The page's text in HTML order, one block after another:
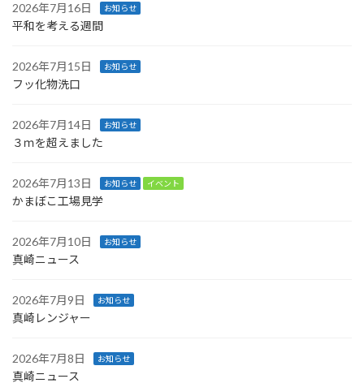
2026年7月16日 お知らせ
平和を考える週間
2026年7月15日 お知らせ
フッ化物洗口
2026年7月14日 お知らせ
３ｍを超えました
2026年7月13日 お知らせ イベント
かまぼこ工場見学
2026年7月10日 お知らせ
真崎ニュース
2026年7月9日 お知らせ
真崎レンジャー
2026年7月8日 お知らせ
真崎ニュース